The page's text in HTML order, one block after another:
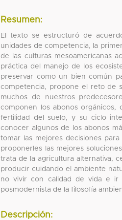
Resumen:
El texto se estructuró de
unidades de competencia, la
de las culturas mesoamericanas
práctica del manejo de los
preservar como un bien común
competencia, propone el reto de
muchos de nuestros
componen los abonos orgánicos,
fertilidad del suelo, y su ciclo
conocer algunos de los abonos
tomar las mejores decisiones
proponerles las mejores
trata de la agricultura alternativa,
producir cuidando el ambiente
no vivir con calidad de vida e ir
posmodernista de la filosofía
Descripción: